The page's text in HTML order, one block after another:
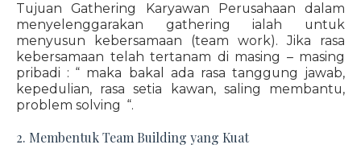
Tujuan Gathering Karyawan Perusahaan dalam
menyelenggarakan gathering ialah untuk
menyusun kebersamaan (team work). Jika rasa
kebersamaan telah tertanam di masing – masing
pribadi : “ maka bakal ada rasa tanggung jawab,
kepedulian, rasa setia kawan, saling membantu,
problem solving “.
2. Membentuk Team Building yang Kuat